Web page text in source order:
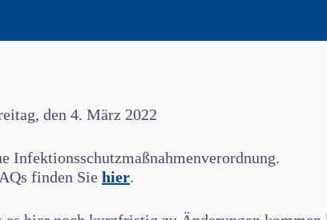
den 4. März 2022
Infektionsschutzmaßnahmenverordnung.
finden Sie hier.